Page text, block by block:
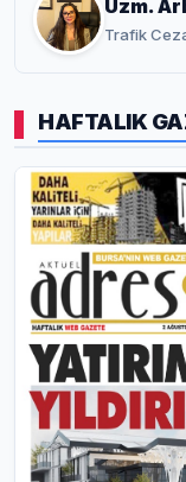
Uzm.
Trafik
HAFTALIK